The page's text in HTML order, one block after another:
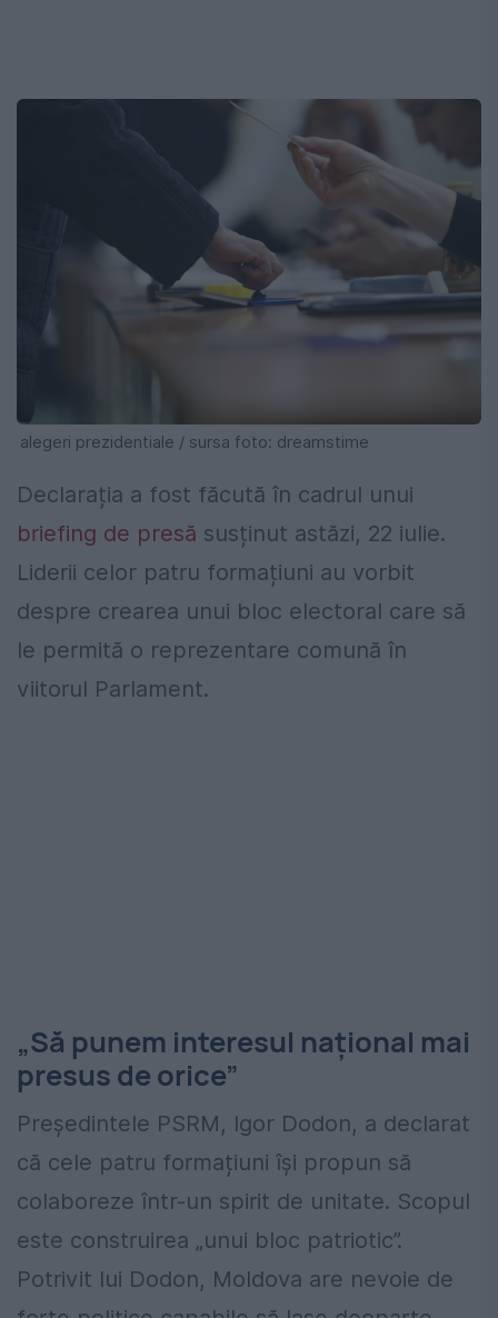
alegeri prezidentiale / sursa foto: dreamstime
Declarația a fost făcută în cadrul unui
briefing de presă susținut astăzi, 22 iulie.
Liderii celor patru formațiuni au vorbit
despre crearea unui bloc electoral care să
le permită o reprezentare comună în
viitorul Parlament.
„Să punem interesul național mai
presus de orice”
Președintele PSRM, Igor Dodon, a declarat
că cele patru formațiuni își propun să
colaboreze într-un spirit de unitate. Scopul
este construirea „unui bloc patriotic”.
Potrivit lui Dodon, Moldova are nevoie de